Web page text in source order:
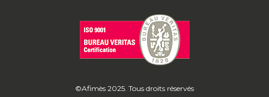
©Afimès 2025. Tous droits réservés